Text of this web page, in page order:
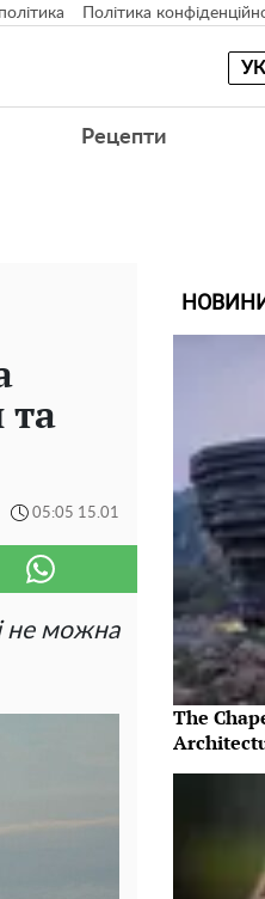
Політика
Рецепти
та
05:05 15.01
не можна
The